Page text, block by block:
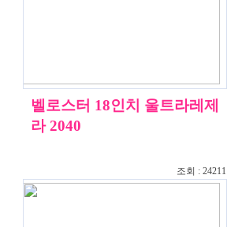
벨로스터 18인치 울트라레제
라 2040
조회 : 24211